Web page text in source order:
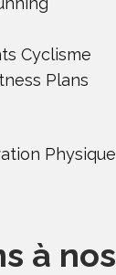
Cyclisme
Plans
Physique
à nos